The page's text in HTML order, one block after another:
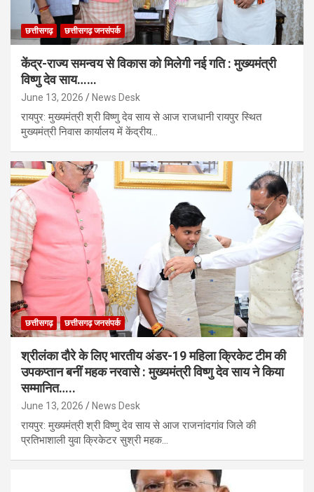
छत्तीसगढ़ छत्तीसगढ़ जनसंपर्क
केंद्र-राज्य समन्वय से विकास को मिलेगी नई गति : मुख्यमंत्री
विष्णु देव साय……
June 13, 2026 News Desk
रायपुर: मुख्यमंत्री श्री विष्णु देव साय से आज राजधानी रायपुर स्थित
मुख्यमंत्री निवास कार्यालय में केंद्रीय…
छत्तीसगढ़ छत्तीसगढ़ जनसंपर्क
श्रीलंका दौरे के लिए भारतीय अंडर-19 महिला क्रिकेट टीम की
उपकप्तान बनीं महक नरवासे : मुख्यमंत्री विष्णु देव साय ने किया
सम्मानित…..
June 13, 2026 News Desk
रायपुर: मुख्यमंत्री श्री विष्णु देव साय से आज राजनांदगांव जिले की
प्रतिभाशाली युवा क्रिकेटर सुश्री महक…